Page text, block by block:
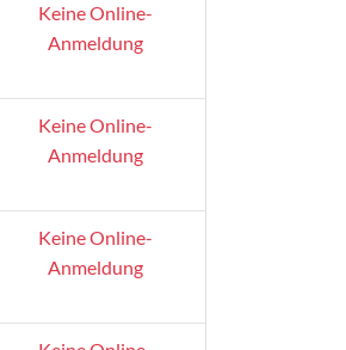
Keine Online-
Anmeldung
Keine Online-
Anmeldung
Keine Online-
Anmeldung